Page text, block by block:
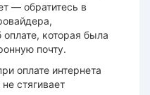
— обратитесь в
которая была
почту.
оплате интернета
стягивает